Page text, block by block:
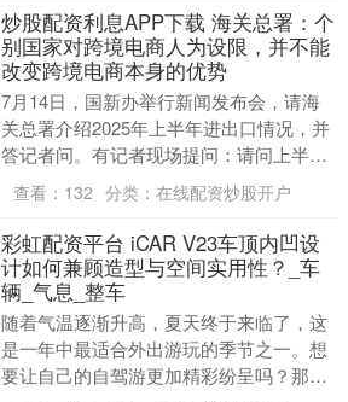
炒股配资利息APP下载 海关总署：个
别国家对跨境电商人为设限，并不能
改变跨境电商本身的优势
7月14日，国新办举行新闻发布会，请海
关总署介绍2025年上半年进出口情况，并
答记者问。有记者现场提问：请问上半年
跨境电商的进出口情况如何？美国对自中
国进口的小....
查看： 132 分类： 在线配资炒股开户
彩虹配资平台 iCAR V23车顶内凹设
计如何兼顾造型与空间实用性？_车
辆_气息_整车
随着气温逐渐升高，夏天终于来临了，这
是一年中最适合外出游玩的季节之一。想
要让自己的自驾游更加精彩纷呈吗？那么